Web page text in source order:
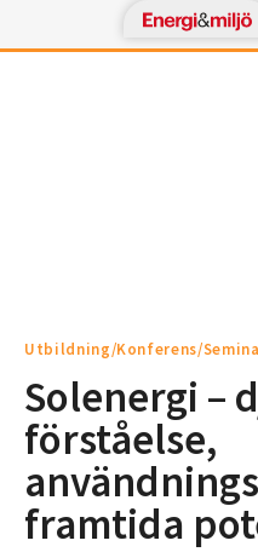
Utbildning/Konferens/
Solenergi –
förståelse,
framtida